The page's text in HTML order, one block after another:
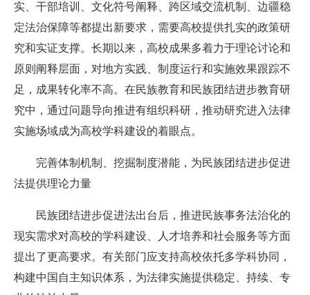
实、干部培训、文化符号阐释、跨区域交流机制、边疆稳
定法治保障等都提出新要求，需要高校提供扎实的政策研
究和实证支撑。长期以来，高校成果多着力于理论讨论和
原则阐释层面，对地方实践、制度运行和实施效果跟踪不
足，成果转化率不高。在民族教育和民族团结进步教育研
究中，通过问题导向推进有组织科研，推动研究进入法律
实施场域成为高校学科建设的着眼点。
完善体制机制、挖掘制度潜能，为民族团结进步促进
法提供理论力量
民族团结进步促进法出台后，推进民族事务法治化的
现实需求对高校的学科建设、人才培养和社会服务等方面
提出了更高要求。有关部门应支持高校依托多学科协同，
构建中国自主知识体系，为法律实施提供稳定、持续、专